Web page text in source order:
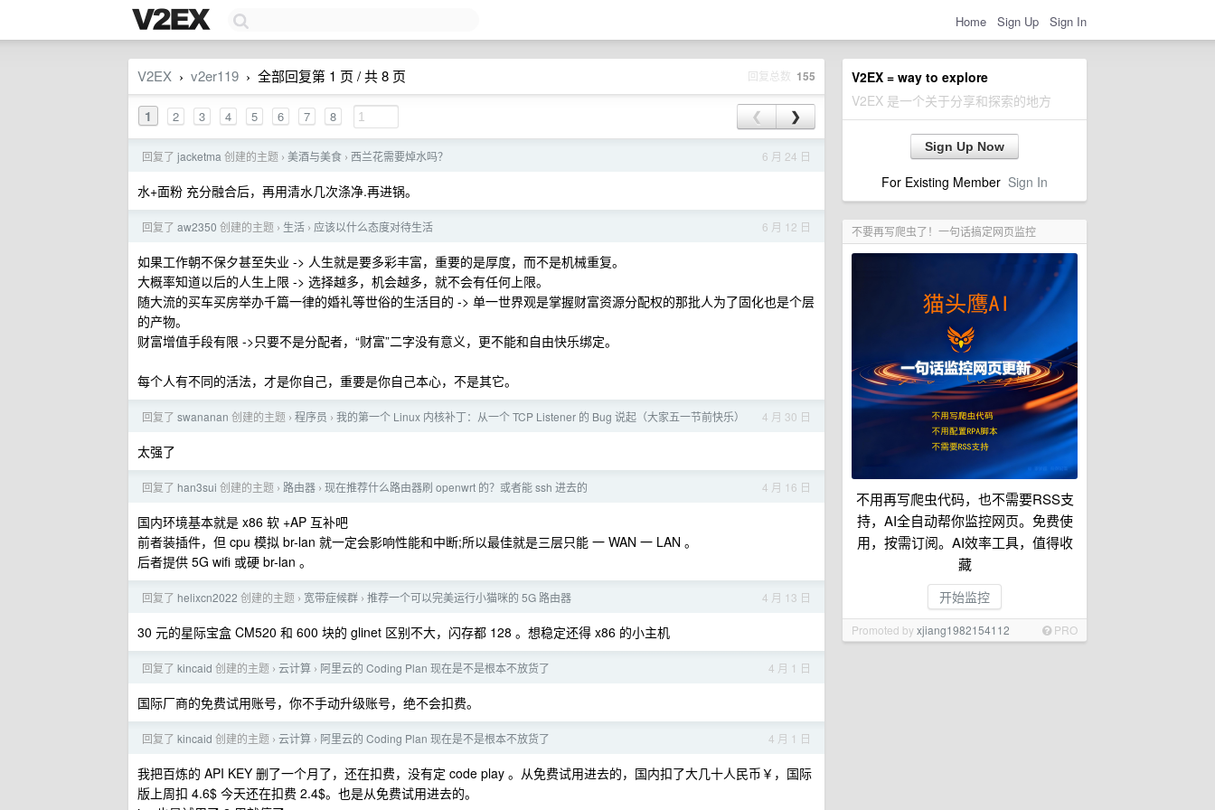
Home Sign Up Sign In
V2EX = way to explore
V2EX 是一个关于分享和探索的地方
Sign Up Now
For Existing Member Sign In
不要再写爬虫了！一句话搞定网页监控
不用再写爬虫代码，也不需要RSS支
持，AI全自动帮你监控网页。免费使
用，按需订阅。AI效率工具，值得收
藏
开始监控
Promoted byxjiang1982154112 PRO
V2EX › v2er119 › 全部回复第 1 页 / 共 8 页 回复总数 155
1 2 3 4 5 6 7 8 ❮ ❯
6 月 24 日
回复了 jacketma 创建的主题 › 美酒与美食 › 西兰花需要焯水吗？
水+面粉 充分融合后，再用清水几次涤净.再进锅。
6 月 12 日
回复了 aw2350 创建的主题 › 生活 › 应该以什么态度对待生活
如果工作朝不保夕甚至失业 -> 人生就是要多彩丰富，重要的是厚度，而不是机械重复。
大概率知道以后的人生上限 -> 选择越多，机会越多，就不会有任何上限。
随大流的买车买房举办千篇一律的婚礼等世俗的生活目的 -> 单一世界观是掌握财富资源分配权的那批人为了固化也是个层
的产物。
财富增值手段有限 ->只要不是分配者，“财富”二字没有意义，更不能和自由快乐绑定。
每个人有不同的活法，才是你自己，重要是你自己本心，不是其它。
4 月 30 日
回复了 swananan 创建的主题 › 程序员 › 我的第一个 Linux 内核补丁：从一个 TCP Listener 的 Bug 说起（大家五一节前快乐）
太强了
4 月 16 日
回复了 han3sui 创建的主题 › 路由器 › 现在推荐什么路由器刷 openwrt 的？或者能 ssh 进去的
国内环境基本就是 x86 软 +AP 互补吧
前者装插件，但 cpu 模拟 br-lan 就一定会影响性能和中断;所以最佳就是三层只能 一 WAN 一 LAN 。
后者提供 5G wifi 或硬 br-lan 。
4 月 13 日
回复了 helixcn2022 创建的主题 › 宽带症候群 › 推荐一个可以完美运行小猫咪的 5G 路由器
30 元的星际宝盒 CM520 和 600 块的 glinet 区别不大，闪存都 128 。想稳定还得 x86 的小主机
4 月 1 日
回复了 kincaid 创建的主题 › 云计算 › 阿里云的 Coding Plan 现在是不是根本不放货了
国际厂商的免费试用账号，你不手动升级账号，绝不会扣费。
4 月 1 日
回复了 kincaid 创建的主题 › 云计算 › 阿里云的 Coding Plan 现在是不是根本不放货了
我把百炼的 API KEY 删了一个月了，还在扣费，没有定 code play 。从免费试用进去的，国内扣了大几十人民币￥，国际
版上周扣 4.6$ 今天还在扣费 2.4$。也是从免费试用进去的。